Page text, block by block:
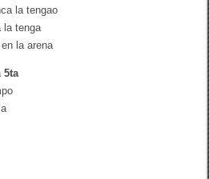
la tengao
la tenga
la arena
5ta